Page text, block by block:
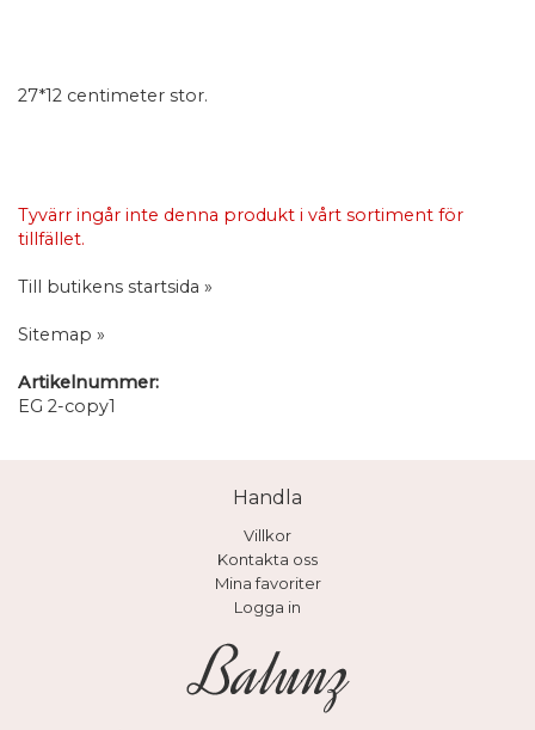
27*12 centimeter stor.
Tyvärr ingår inte denna produkt i vårt sortiment för
tillfället.
Till butikens startsida »
Sitemap »
Artikelnummer:
EG 2-copy1
Handla
Villkor
Kontakta oss
Mina favoriter
Logga in